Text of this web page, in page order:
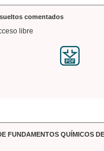
comentados
libre
FUNDAMENTOS QUÍMICOS